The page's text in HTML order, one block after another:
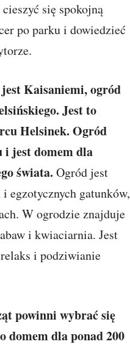
się spokojną
po parku i dowiedzieć
Kaisaniemi, ogród
Jest to
Helsinek. Ogród
i jest domem dla
świata. Ogród jest
egzotycznych gatunków,
W ogrodzie znajduje
i kwiaciarnia. Jest
i podziwianie
powinni wybrać się
domem dla ponad 200